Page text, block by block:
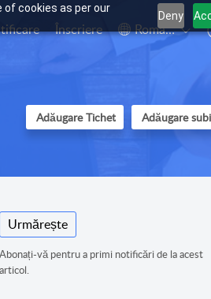
of cookies as per our
Deny
Înscriere Română
Adăugare Tichet Adăugare
Urmărește
Abonați-vă pentru a primi notificări de la acest
articol.